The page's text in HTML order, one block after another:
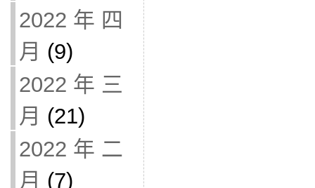
2022 年 四
月 (9)
2022 年 三
月 (21)
2022 年 二
月 (7)